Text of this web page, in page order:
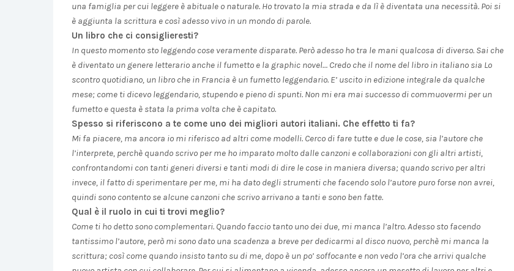
una famiglia per cui leggere è abituale o naturale. Ho trovato la mia strada e da lì è diventata una necessità. Poi si
è aggiunta la scrittura e così adesso vivo in un mondo di parole.
Un libro che ci consiglieresti?
In questo momento sto leggendo cose veramente disparate. Però adesso ho tra le mani qualcosa di diverso. Sai che
è diventato un genere letterario anche il fumetto e la graphic novel… Credo che il nome del libro in italiano sia Lo
scontro quotidiano, un libro che in Francia è un fumetto leggendario. E’ uscito in edizione integrale da qualche
mese; come ti dicevo leggendario, stupendo e pieno di spunti. Non mi era mai successo di commuovermi per un
fumetto e questa è stata la prima volta che è capitato.
Spesso si riferiscono a te come uno dei migliori autori italiani. Che effetto ti fa?
Mi fa piacere, ma ancora io mi riferisco ad altri come modelli. Cerco di fare tutte e due le cose, sia l’autore che
l’interprete, perchè quando scrivo per me ho imparato molto dalle canzoni e collaborazioni con gli altri artisti,
confrontandomi con tanti generi diversi e tanti modi di dire le cose in maniera diversa; quando scrivo per altri
invece, il fatto di sperimentare per me, mi ha dato degli strumenti che facendo solo l’autore puro forse non avrei,
quindi sono contento se alcune canzoni che scrivo arrivano a tanti e sono ben fatte.
Qual è il ruolo in cui ti trovi meglio?
Come ti ho detto sono complementari. Quando faccio tanto uno dei due, mi manca l’altro. Adesso sto facendo
tantissimo l’autore, però mi sono dato una scadenza a breve per dedicarmi al disco nuovo, perchè mi manca la
scrittura; così come quando insisto tanto su di me, dopo è un po’ soffocante e non vedo l’ora che arrivi qualche